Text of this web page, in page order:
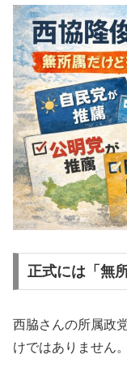
正式には「無
西脇さんの所属政
けではありません。